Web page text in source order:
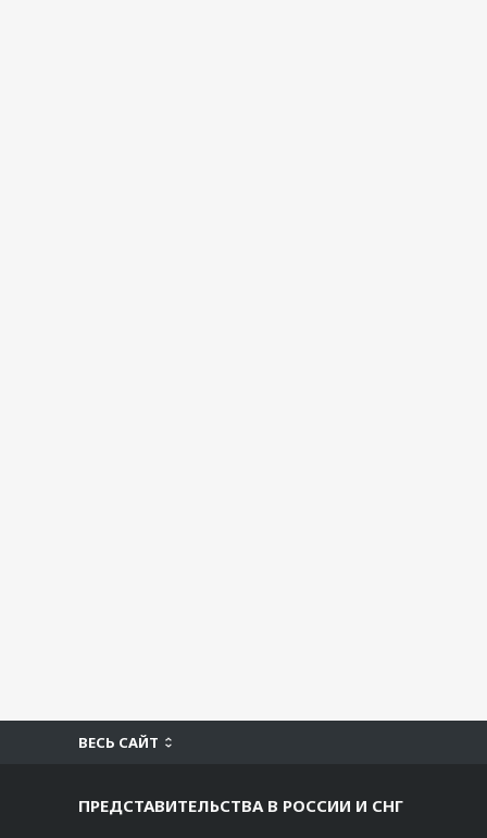
ВЕСЬ САЙТ
ПРЕДСТАВИТЕЛЬСТВА В РОССИИ И СНГ